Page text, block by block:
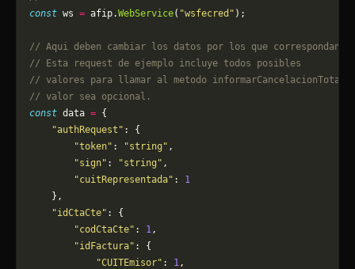
const ws = afip.WebService( "wsfecred" );
// Aqui deben cambiar los datos por los que correspondan.
// Esta request de ejemplo incluye todos posibles
// valores para llamar al metodo
// valor sea opcional.
const data = {
    "authRequest"
: {
        "token"
: "string" ,
        "sign"
: "string" ,
        "cuitRepresentada"
: 1
    },
    "idCtaCte"
: {
        "codCtaCte"
: 1,
        "idFactura"
: {
            "CUITEmisor"
: 1,